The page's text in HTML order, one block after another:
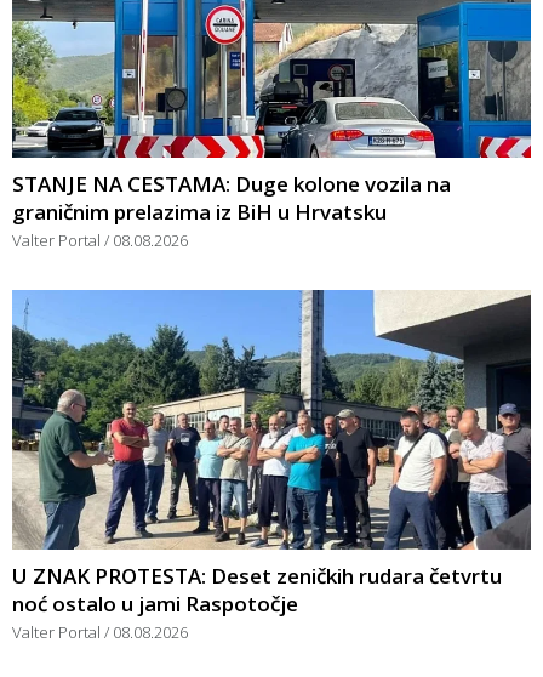
STANJE NA CESTAMA: Duge kolone vozila na
graničnim prelazima iz BiH u Hrvatsku
Valter Portal 08.08.2026
U ZNAK PROTESTA: Deset zeničkih rudara četvrtu
noć ostalo u jami Raspotočje
Valter Portal 08.08.2026